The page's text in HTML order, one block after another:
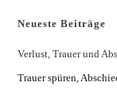
Neueste Beiträge
Verlust, Trauer und
Trauer spüren,